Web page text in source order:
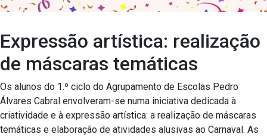
Expressão artística: realização
de máscaras temáticas
Os alunos do 1.º ciclo do Agrupamento de Escolas Pedro
Álvares Cabral envolveram-se numa iniciativa dedicada à
criatividade e à expressão artística: a realização de máscaras
temáticas e elaboração de atividades alusivas ao Carnaval. As